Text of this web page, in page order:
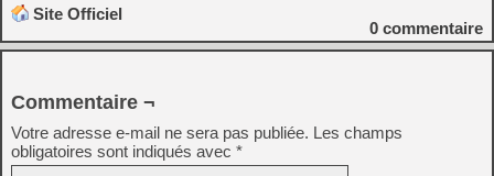
Site Officiel
0 commentaire
Commentaire ¬
Votre adresse e-mail ne sera pas publiée. Les champs
obligatoires sont indiqués avec *